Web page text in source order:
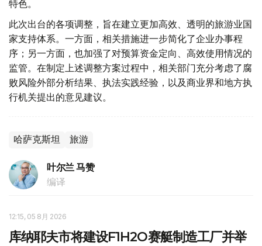
特色。
此次出台的各项调整，旨在建立更加高效、透明的旅游业国
家支持体系。一方面，相关措施进一步简化了企业办事程
序；另一方面，也加强了对预算资金定向、高效使用情况的
监管。在制定上述调整方案过程中，相关部门充分考虑了腐
败风险外部分析结果、执法实践经验，以及商业界和地方执
行机关提出的意见建议。
哈萨克斯坦 旅游
叶尔兰 马赞
编译
12:15, 05 8月 2026
库纳耶夫市将建设F1H2O赛艇制造工厂并举